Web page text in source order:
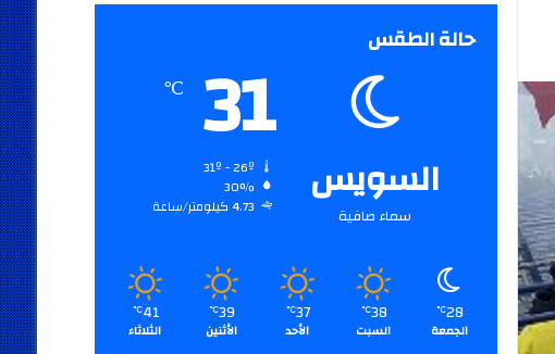
حالة الطقس
السويس
سماء صافية
31
℃
30%
4.73 كيلومتر/ساعة
28
℃
الجمعة
38
℃
السبت
37
℃
الأحد
39
℃
الأثنين
41
℃
الثلاثاء